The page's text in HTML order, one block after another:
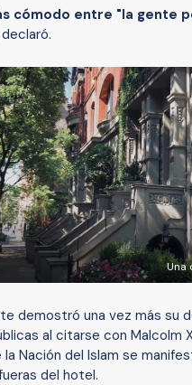
cómodo entre "la gente
declaró.
Una
demostró una vez más su
al citarse con Malcolm
Nación del Islam se
del hotel.